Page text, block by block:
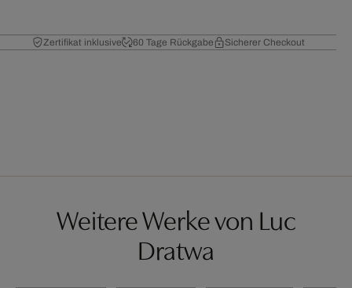
Zertifikat inklusive 60 Tage Rückgabe Sicherer Checkout
Weitere Werke von Luc
Dratwa